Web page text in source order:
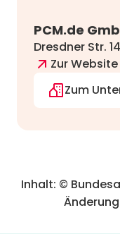
PCM.de
Dresdner Str.
Zur
Zum
Inhalt: ©